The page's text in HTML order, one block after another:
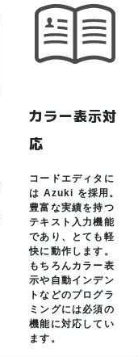
カラー表示対
応
コードエディタに
は Azuki を採用。
豊富な実績を持つ
テキスト入力機能
であり、とても軽
快に動作します。
もちろんカラー表
示や自動インデン
トなどのプログラ
ミングには必須の
機能に対応してい
ます。